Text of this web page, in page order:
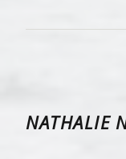
NATHALIE